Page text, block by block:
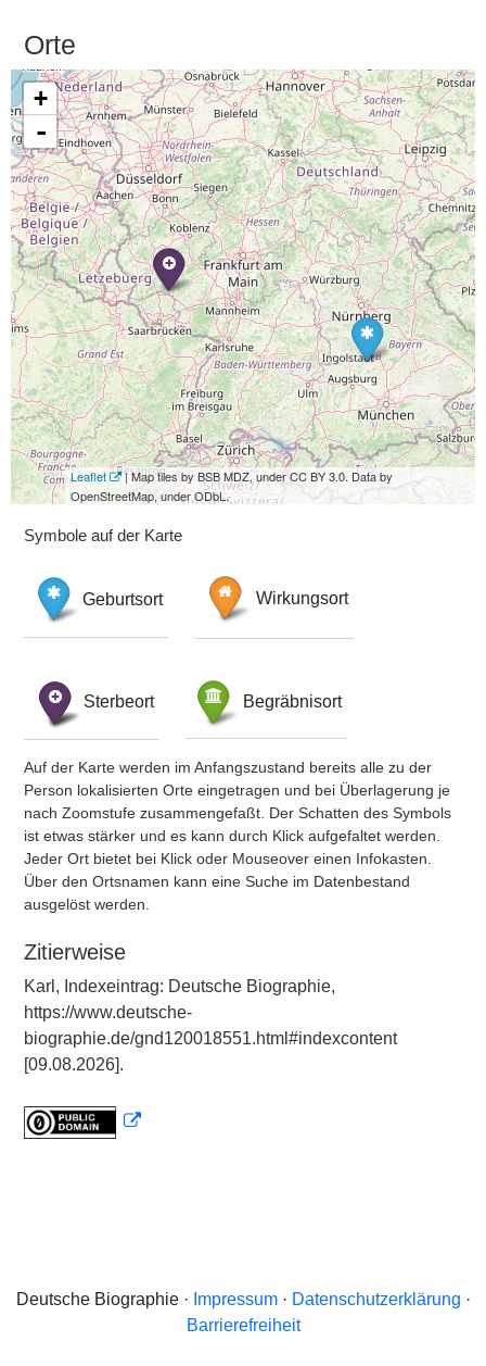
Orte
+
-
Leaflet
| Map tiles by BSB MDZ, under CC BY 3.0. Data by
OpenStreetMap, under ODbL.
Symbole auf der Karte
Geburtsort Wirkungsort
Sterbeort Begräbnisort
Auf der Karte werden im Anfangszustand bereits alle zu der
Person lokalisierten Orte eingetragen und bei Überlagerung je
nach Zoomstufe zusammengefaßt. Der Schatten des Symbols
ist etwas stärker und es kann durch Klick aufgefaltet werden.
Jeder Ort bietet bei Klick oder Mouseover einen Infokasten.
Über den Ortsnamen kann eine Suche im Datenbestand
ausgelöst werden.
Zitierweise
Karl, Indexeintrag: Deutsche Biographie,
https://www.deutsche-
biographie.de/gnd120018551.html#indexcontent
[09.08.2026].
Deutsche Biographie · Impressum· Datenschutzerklärung ·
Barrierefreiheit